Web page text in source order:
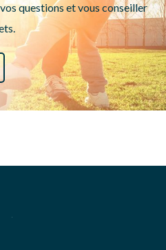
questions et vous conseiller